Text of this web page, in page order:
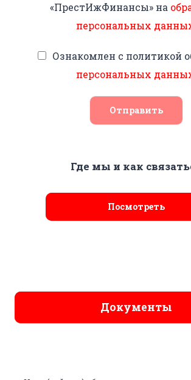
«ПрестИжФинансы» на
персональных
Ознакомлен с политикой
персональных
Отправить
Где мы и как
Посмотреть
Документы